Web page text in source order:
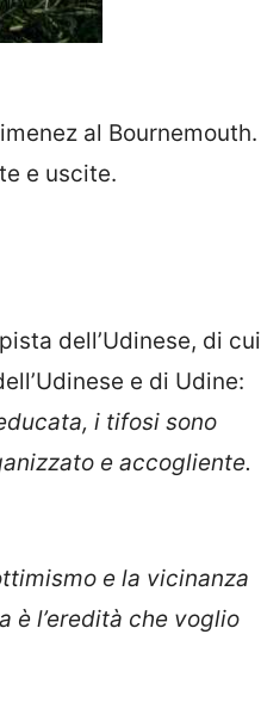
al Bournemouth.
e uscite.
dell’Udinese, di cui
e di Udine:
i tifosi sono
e accogliente.
e la vicinanza
è l’eredità che voglio